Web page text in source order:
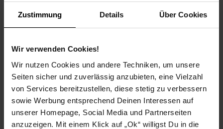
Zustimmung Details Über Cookies
Wir verwenden Cookies!
Wir nutzen Cookies und andere Techniken, um unsere
Seiten sicher und zuverlässig anzubieten, eine Vielzahl
von Services bereitzustellen, diese stetig zu verbessern
sowie Werbung entsprechend Deinen Interessen auf
unserer Homepage, Social Media und Partnerseiten
anzuzeigen. Mit einem Klick auf „Ok“ willigst Du in die
PAYBACK
Payback Punkte Basis°Punkte:
131
Extra°Punkte:
0